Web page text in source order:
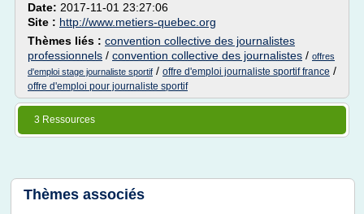
Date: 2017-11-01 23:27:06
Site : http://www.metiers-quebec.org
Thèmes liés : convention collective des journalistes
professionnels / convention collective des journalistes / offres
d'emploi stage journaliste sportif / offre d'emploi journaliste sportif france /
offre d'emploi pour journaliste sportif
3 Ressources
Thèmes associés